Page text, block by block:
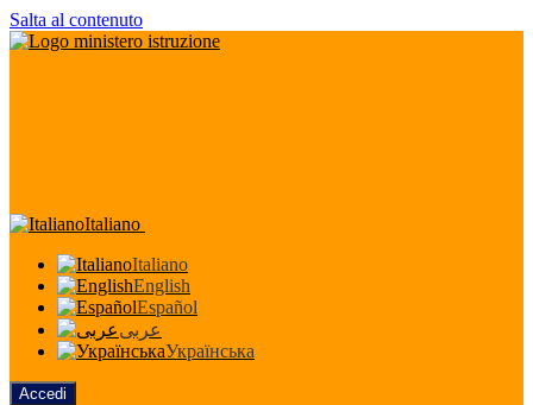
Salta al contenuto
Italiano
Italiano
English
Español
عربى
Українська
Accedi